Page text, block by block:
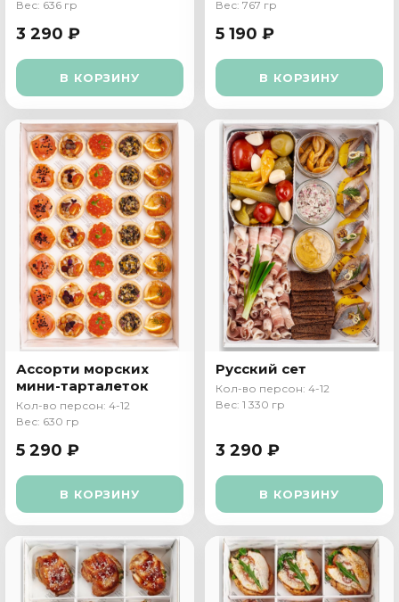
Вес: 636 гр
3 290 ₽
В КОРЗИНУ
Вес: 767 гр
5 190 ₽
В КОРЗИНУ
Ассорти морских
мини-тарталеток
Кол-во персон: 4-12
Вес: 630 гр
5 290 ₽
В КОРЗИНУ
Русский сет
Кол-во персон: 4-12
Вес: 1 330 гр
3 290 ₽
В КОРЗИНУ